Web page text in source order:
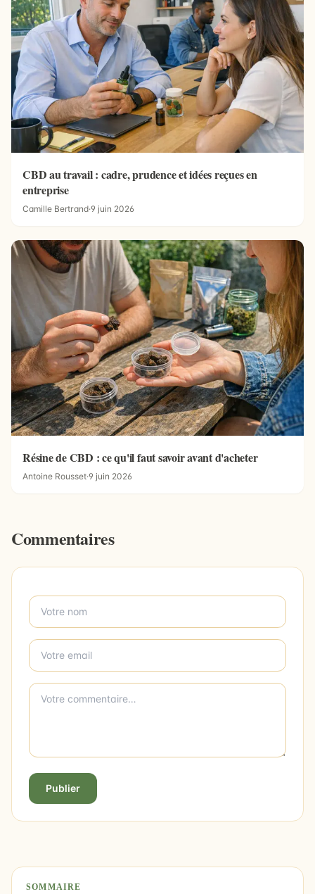
CBD au travail : cadre, prudence et idées reçues en
entreprise
Camille Bertrand·9 juin 2026
Résine de CBD : ce qu'il faut savoir avant d'acheter
Antoine Rousset·9 juin 2026
Commentaires
Publier
SOMMAIRE